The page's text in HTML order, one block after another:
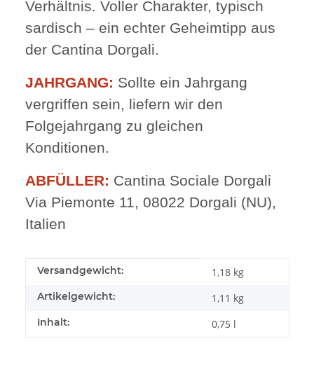
Verhältnis. Voller Charakter, typisch
sardisch – ein echter Geheimtipp aus
der Cantina Dorgali.
JAHRGANG: Sollte ein Jahrgang
vergriffen sein, liefern wir den
Folgejahrgang zu gleichen
Konditionen.
ABFÜLLER: Cantina Sociale Dorgali
Via Piemonte 11, 08022 Dorgali (NU),
Italien
Produkteigenschaft
Wert
Versandgewicht: 1,18 kg
Artikelgewicht: 1,11 kg
Inhalt: 0,75 l